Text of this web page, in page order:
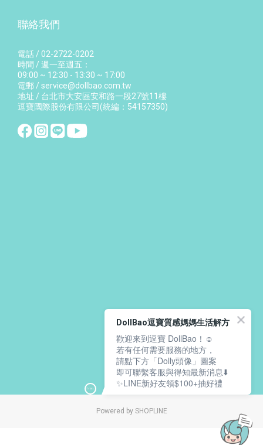
聯絡我們
電話 / 02-2722-0202
時間 / 週一至週五：
09:00 ~ 12:30 - 13:30 ~ 17:00
電郵 / service@dollbao.com.tw
地址 / 台北市大安區安和路一段27號11樓
逗寶國際股份有限公司(統編：54157350)
Powered by SHOPLINE
DollBao逗寶質感媽媽生活解方
歡迎來到逗寶 DollBao！☺️
若有任何需要服務的地方，
請點下方「Dolly頭像」圖案
即可聯繫客服與得知最新消息⬇️
✨LINE新好友領$100+抽好禮